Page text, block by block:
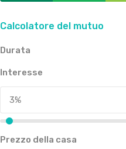
Calcolatore del mutuo
Durata
Interesse
Prezzo della casa